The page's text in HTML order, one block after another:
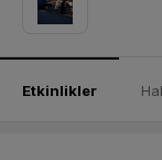
Etkinlikler